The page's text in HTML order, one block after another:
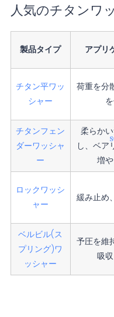
人気のチタンワ
製品タイプ アプリ
チタン平ワッ
シャー
荷重を分
チタンフェン
ダーワッシャ
ー
柔らか
し、ベア
増
ロックワッシ
ャー
緩み止め
ベルビル(ス
プリング)ワ
ッシャー
予圧を維
吸